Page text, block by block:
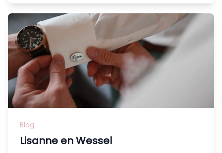
Blog
Lisanne en Wessel